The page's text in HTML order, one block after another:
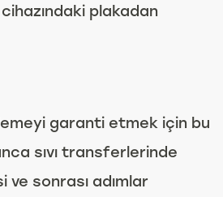
plakadan
garanti etmek için bu
sıvı transferlerinde
ve sonrası adımlar